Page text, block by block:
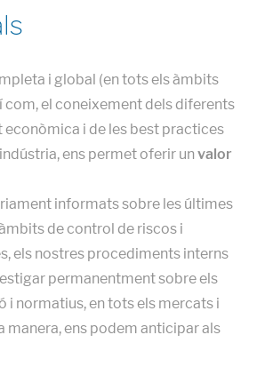
i global (en tots els àmbits
com, el coneixement dels diferents
i de les best practices
ens permet oferir un valor
informats sobre les últimes
de control de riscos i
els nostres procediments interns
permanentment sobre els
i normatius, en tots els mercats i
manera, ens podem anticipar als